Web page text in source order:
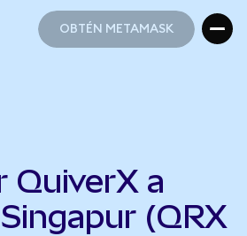
OBTÉN METAMASK
QuiverX a
(QRX